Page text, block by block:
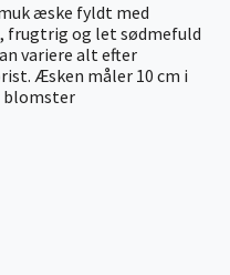
æske fyldt med
frugtrig og let sødmefuld
variere alt efter
Æsken måler 10 cm i
blomster